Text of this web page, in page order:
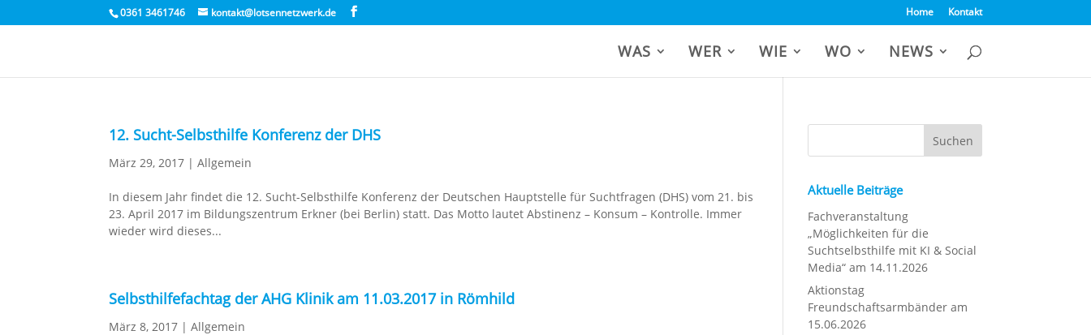
0361 3461746 kontakt@lotsennetzwerk.de Home Kontakt
WAS WER WIE WO NEWS
12. Sucht-Selbsthilfe Konferenz der DHS
März 29, 2017 |Allgemein
In diesem Jahr findet die 12. Sucht-Selbsthilfe Konferenz der Deutschen Hauptstelle für Suchtfragen (DHS) vom 21. bis
23. April 2017 im Bildungszentrum Erkner (bei Berlin) statt. Das Motto lautet Abstinenz – Konsum – Kontrolle. Immer
wieder wird dieses...
Selbsthilfefachtag der AHG Klinik am 11.03.2017 in Römhild
März 8, 2017 |Allgemein
Aktuelle Beiträge
Fachveranstaltung
„Möglichkeiten für die
Suchtselbsthilfe mit KI & Social
Media“ am 14.11.2026
Aktionstag
Freundschaftsarmbänder am
15.06.2026